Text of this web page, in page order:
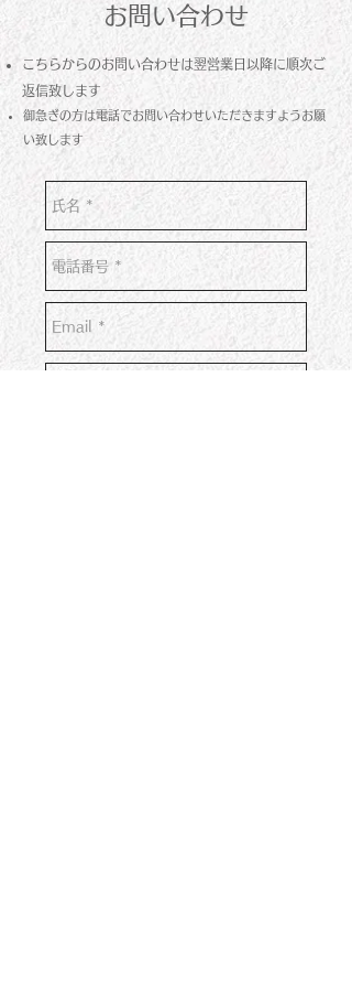
お問い合わせ
こちらからのお問い合わせは翌営業日以降に順次ご
返信致します
御急ぎの方は電話でお問い合わせいただきますようお願
い致します